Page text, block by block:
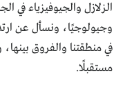
الزلازل والجيوفيزياء في
وجيولوجيًا، ونسأل عن
في منطقتنا والفروق
مستقبلًا.